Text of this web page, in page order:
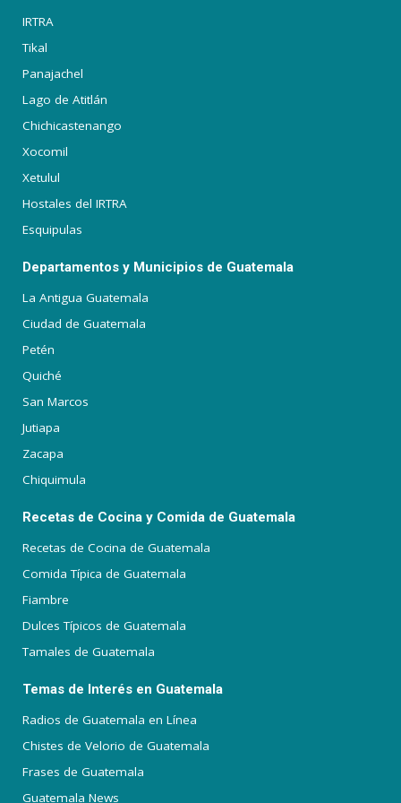
IRTRA
Tikal
Panajachel
Lago de Atitlán
Chichicastenango
Xocomil
Xetulul
Hostales del IRTRA
Esquipulas
Departamentos y Municipios de Guatemala
La Antigua Guatemala
Ciudad de Guatemala
Petén
Quiché
San Marcos
Jutiapa
Zacapa
Chiquimula
Recetas de Cocina y Comida de Guatemala
Recetas de Cocina de Guatemala
Comida Típica de Guatemala
Fiambre
Dulces Típicos de Guatemala
Tamales de Guatemala
Temas de Interés en Guatemala
Radios de Guatemala en Línea
Chistes de Velorio de Guatemala
Frases de Guatemala
Guatemala News